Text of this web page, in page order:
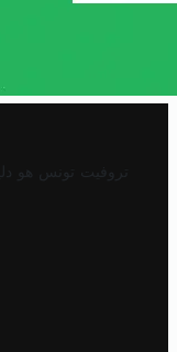
تروفيت تونس هو